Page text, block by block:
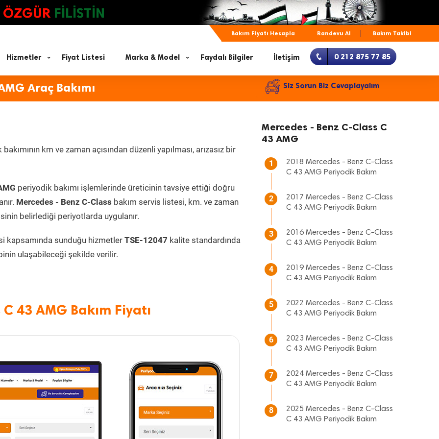
ÖZGÜR FİLİSTİN
Bakım Fiyatı Hesapla Randevu Al Bakım Takibi
Hizmetler Fiyat Listesi Marka & Model Faydalı Bilgiler İletişim 0 212 875 77 85
Araç Bakımı Siz Sorun Biz Cevaplayalım
km ve zaman açısından düzenli yapılması, arızasız bir
periyodik bakımı işlemlerinde üreticinin tavsiye ettiği doğru
Mercedes - Benz C-Class bakım servis listesi, km. ve zaman
belirlediği periyotlarda uygulanır.
kapsamında sunduğu hizmetler TSE-12047 kalite standardında
ulaşabileceği şekilde verilir.
43 AMG Bakım Fiyatı
Mercedes - Benz C-Class C
43 AMG
1
2018 Mercedes - Benz C-Class
C 43 AMG Periyodik Bakım
2
2017 Mercedes - Benz C-Class
C 43 AMG Periyodik Bakım
3
2016 Mercedes - Benz C-Class
C 43 AMG Periyodik Bakım
4
2019 Mercedes - Benz C-Class
C 43 AMG Periyodik Bakım
5
2022 Mercedes - Benz C-Class
C 43 AMG Periyodik Bakım
6
2023 Mercedes - Benz C-Class
C 43 AMG Periyodik Bakım
7
2024 Mercedes - Benz C-Class
C 43 AMG Periyodik Bakım
8
2025 Mercedes - Benz C-Class
C 43 AMG Periyodik Bakım